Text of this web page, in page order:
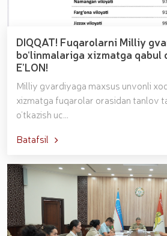
DIQQAT! Fuqarolarni Milliy gvardiya tarkibiy
bo‘linmalariga xizmatga
E’LON!
Milliy gvardiyaga maxsus unvonli
xizmatga fuqarolar orasidan tanlov
o‘tkazish uc...
Batafsil